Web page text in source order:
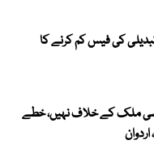
کی فیس کم کرنے کا
ملک کے خلاف نہیں، خطے